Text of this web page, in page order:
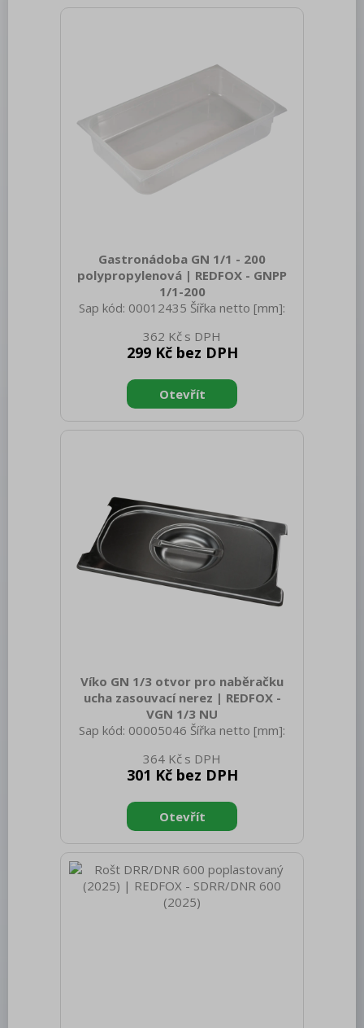
Chlazení
Mycí program
Regálový systém
Bufety, drop-in, vitríny, výdejní vany a
vodní lázně
REDFOX 900
Stolní zařízení
Příprava masa a zeleniny
Pizza program
Chlazení
Mycí program
Distribuce jídel, gastronádoby
Barové zařízení, kávovary
REDFOX
Gastronádoba GN 1/1 - 200
polypropylenová | REDFOX - GNPP
1/1-200
Sap kód: 00012435 Šířka netto [mm]:
netto [mm]: 200 Hmotnost netto [kg]:
1.01 Šířka brutto [mm]: 350 Hloubka
540 Hmotnost brutto [kg]: 1.31
Materiál: Polypropylen Vnější barva
zařízení: Bílé Hloubka GN zařízení [mm]:
362 Kč
299 Kč bez DPH
Víko GN 1/3 otvor pro naběračku
ucha zasouvací nerez | REDFOX -
VGN 1/3 NU
Sap kód: 00005046 Šířka netto [mm]:
netto [mm]: 20 Hmotnost netto [kg]:
0.35 Šířka brutto [mm]: 550 Hloubka
300 Hmotnost brutto [kg]: 0.45
Materiál: Nerez Těsnění: Ne Úchyty: Ano
Vnější barva zařízení: Nerezové Velikost
GN / EN zařízení [mm]: GN 1/3 Otvor
pro naběračku: Ano
364 Kč
301 Kč bez DPH